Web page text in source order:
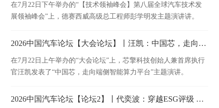
在7月22日下午举办的“【技术领袖峰会】第八届全球汽车技术发
展领袖峰会”上，德赛西威高级总工程师彭学明发主题演讲讲。
2026中国汽车论坛【大会论坛】丨汪凯：中国芯，走向端侧智能算力平台
在7月22日上午举办的“大会论坛”上，芯擎科技创始人兼首席执行
官汪凯发表了“中国芯，走向端侧智能算力平台”主题演讲。
2026中国汽车论坛【论坛2】丨代奕波：穿越ESG评级 释放ESG管理价值